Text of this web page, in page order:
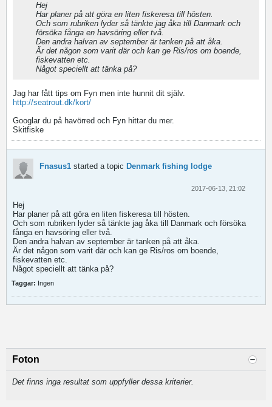
Hej
Har planer på att göra en liten fiskeresa till hösten.
Och som rubriken lyder så tänkte jag åka till Danmark och
försöka fånga en havsöring eller två.
Den andra halvan av september är tanken på att åka.
Är det någon som varit där och kan ge Ris/ros om boende,
fiskevatten etc.
Något speciellt att tänka på?
Jag har fått tips om Fyn men inte hunnit dit själv.
http://seatrout.dk/kort/
Googlar du på havörred och Fyn hittar du mer.
Skitfiske
Fnasus1 started a topic Denmark fishing lodge
2017-06-13, 21:02
Hej
Har planer på att göra en liten fiskeresa till hösten.
Och som rubriken lyder så tänkte jag åka till Danmark och försöka
fånga en havsöring eller två.
Den andra halvan av september är tanken på att åka.
Är det någon som varit där och kan ge Ris/ros om boende,
fiskevatten etc.
Något speciellt att tänka på?
Taggar: Ingen
Foton
Det finns inga resultat som uppfyller dessa kriterier.